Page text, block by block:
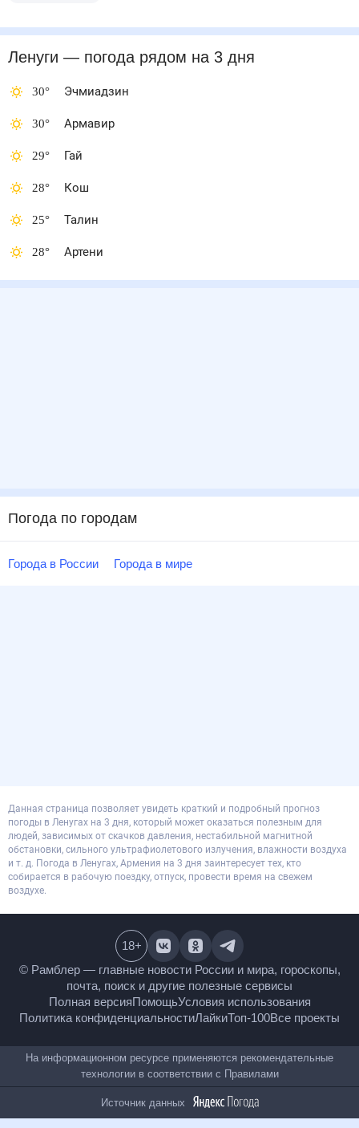
Ленуги — погода рядом на 3 дня
30° Эчмиадзин
30° Армавир
29° Гай
28° Кош
25° Талин
28° Артени
Погода по городам
Города в России Города в мире
Данная страница позволяет увидеть краткий и подробный прогноз
погоды в Ленугах на 3 дня, который может оказаться полезным для
людей, зависимых от скачков давления, нестабильной магнитной
обстановки, сильного ультрафиолетового излучения, влажности воздуха
и т. д. Погода в Ленугах, Армения на 3 дня заинтересует тех, кто
собирается в рабочую поездку, отпуск, провести время на свежем
воздухе.
© Рамблер — главные новости России и мира,
гороскопы, почта, поиск и другие полезные сервисы
Полная версияПомощьУсловия использования
Политика конфиденциальностиЛайкиТоп-100
18+
На информационном ресурсе применяются
рекомендательные технологии в соответствии сПравилами
Источник данных